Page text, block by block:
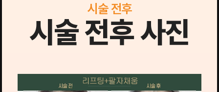
시술 전후
시술 전후 사진